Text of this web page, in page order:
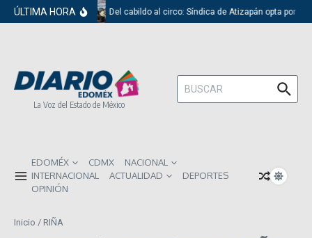
Saltar al contenido
ÚLTIMA HORA Del cabildo al circo: Síndica de Atizapán opta por el
La Voz del Estado de México
Buscar:
EDOMÉX CDMX
NACIONAL
INTERNACIONAL
ACTUALIDAD
DEPORTES
OPINIÓN
Inicio / RIÑA